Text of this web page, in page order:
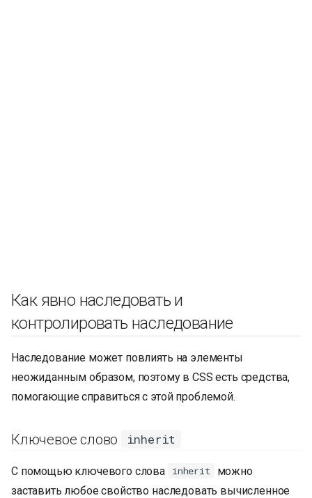
Как явно наследовать и
контролировать наследование
Наследование может повлиять на элементы
неожиданным образом, поэтому в CSS есть средства,
помогающие справиться с этой проблемой.
Ключевое слово inherit
С помощью ключевого слова inherit
можно
заставить любое свойство наследовать вычисленное